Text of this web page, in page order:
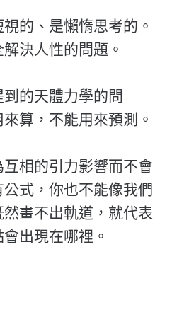
的、是懶惰思考的。
決人性的問題。
的天體力學的問
算，不能用來預測。
相的引力影響而不會
式，你也不能像我們
畫不出軌道，就代表
出現在哪裡。